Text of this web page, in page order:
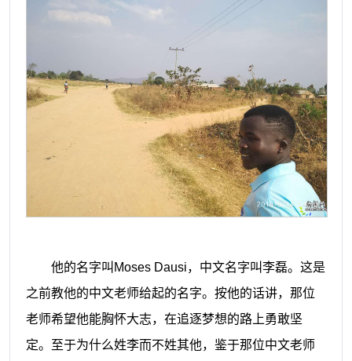
他的名字叫 Moses Dausi，中文名字叫李磊。这是
之前教他的中文老师给起的名字。 按他的话讲，那位
老师希望他能胸怀大志，在追逐梦想的路上勇敢坚
定。至于为什么姓李而不姓其他，鉴于那位中文老师